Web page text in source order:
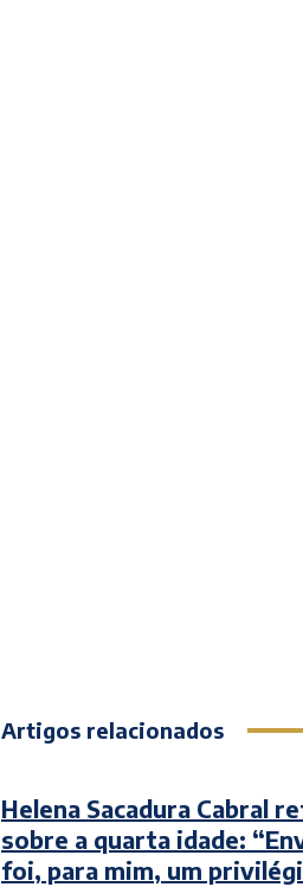
Artigos relacionados
Helena Sacadura Cabral
sobre a quarta idade:
foi, para mim, um